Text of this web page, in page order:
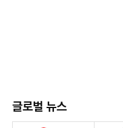
글로벌 뉴스